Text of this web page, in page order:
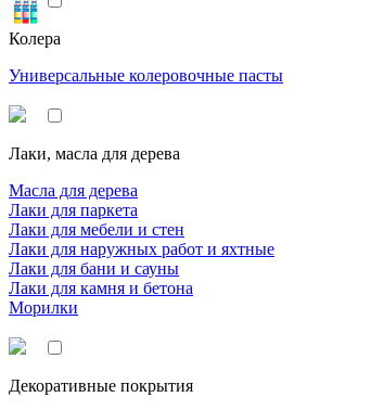
Колера
Универсальные колеровочные пасты
Лаки, масла для дерева
Масла для дерева
Лаки для паркета
Лаки для мебели и стен
Лаки для наружных работ и яхтные
Лаки для бани и сауны
Лаки для камня и бетона
Морилки
Декоративные покрытия